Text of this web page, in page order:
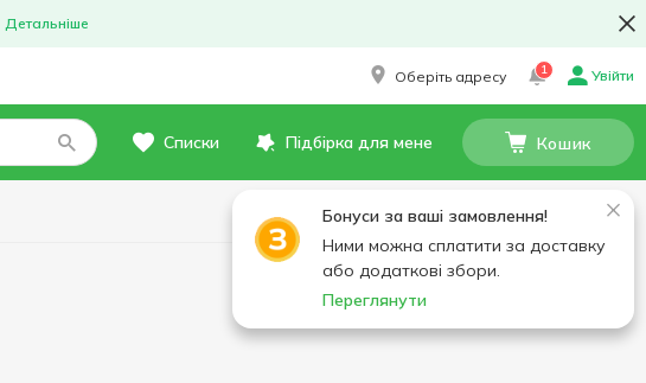
Детальніше
Оберіть адресу 1 Увійти
Списки Підбірка для мене Кошик
Бонуси за ваші замовлення!
Ними можна сплатити за доставку
або додаткові збори.
Переглянути